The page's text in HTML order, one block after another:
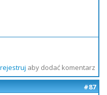
aby dodać komentarz
#87